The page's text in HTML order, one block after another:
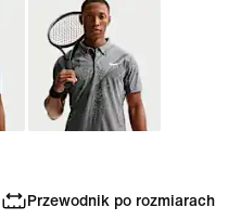
Przewodnik po rozmiarach